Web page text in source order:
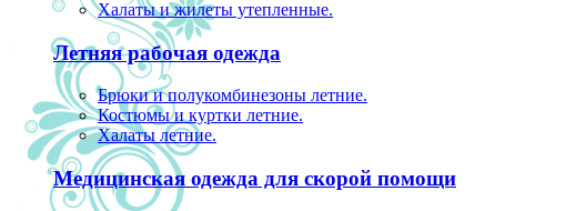
Халаты и жилеты утепленные.
Летняя рабочая одежда
Брюки и полукомбинезоны летние.
Костюмы и куртки летние.
Халаты летние.
Медицинская одежда для скорой помощи